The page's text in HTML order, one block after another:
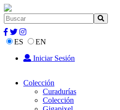
ES
EN
Iniciar Sesión
Colección
Curadurías
Colección